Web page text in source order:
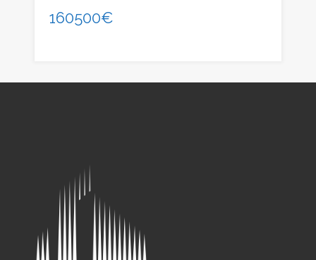
160500€